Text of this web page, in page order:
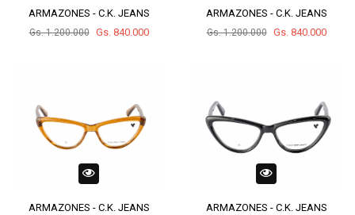
ARMAZONES - C.K. JEANS
Gs. 1.200.000 Gs. 840.000
ARMAZONES - C.K. JEANS
Gs. 1.200.000 Gs. 840.000
ARMAZONES - C.K. JEANS ARMAZONES - C.K. JEANS